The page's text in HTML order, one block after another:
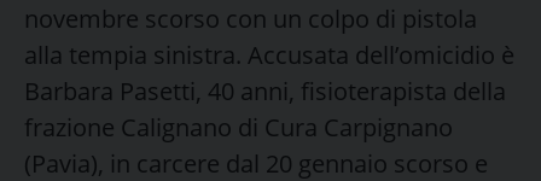
novembre scorso con un colpo di pistola
alla tempia sinistra. Accusata dell’omicidio è
Barbara Pasetti, 40 anni, fisioterapista della
frazione Calignano di Cura Carpignano
(Pavia), in carcere dal 20 gennaio scorso e